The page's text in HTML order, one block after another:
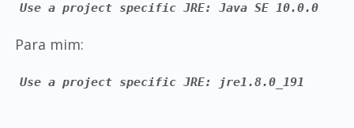
Use a project specific JRE: Java SE 10.0.0
Para mim:
Use a project specific JRE: jre1.8.0_191